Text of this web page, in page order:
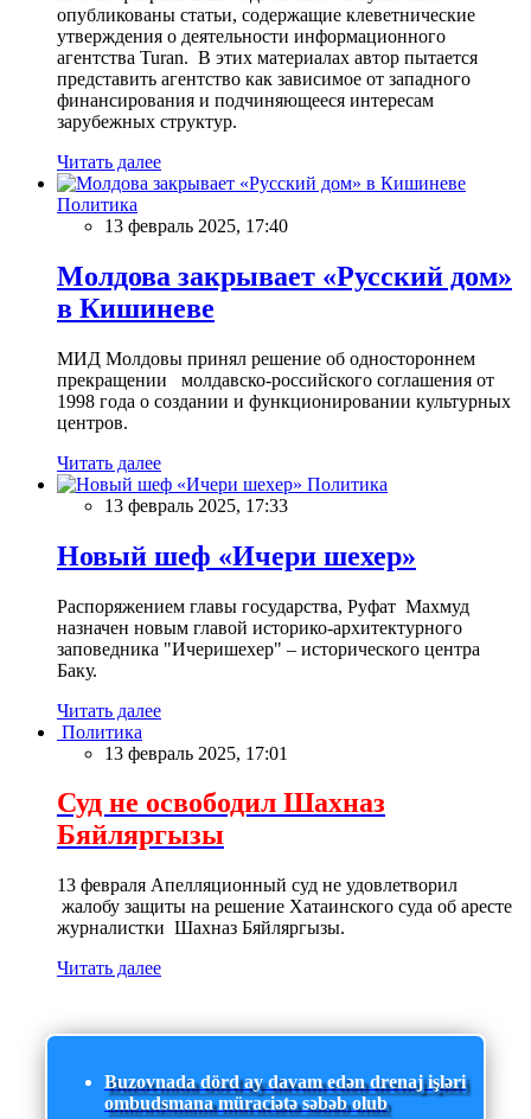
опубликованы статьи, содержащие клеветнические
утверждения о деятельности информационного
агентства Turan. В этих материалах автор пытается
представить агентство как зависимое от западного
финансирования и подчиняющееся интересам
зарубежных структур.
Читать далее
Политика
13 февраль 2025, 17:40
Молдова закрывает «Русский дом»
в Кишиневе
МИД Молдовы принял решение об одностороннем
прекращении молдавско-российского соглашения от
1998 года о создании и функционировании культурных
центров.
Читать далее
Политика
13 февраль 2025, 17:33
Новый шеф «Ичери шехер»
Распоряжением главы государства, Руфат Махмуд
назначен новым главой историко-архитектурного
заповедника "Ичеришехер" – исторического центра
Баку.
Читать далее
Политика
13 февраль 2025, 17:01
Суд не освободил Шахназ
Бяйляргызы
13 февраля Апелляционный суд не удовлетворил
жалобу защиты на решение Хатаинского суда об аресте
журналистки Шахназ Бяйляргызы.
Читать далее
Buzovnada dörd ay davam edən drenaj işləri
ombudsmana müraciətə səbəb olub